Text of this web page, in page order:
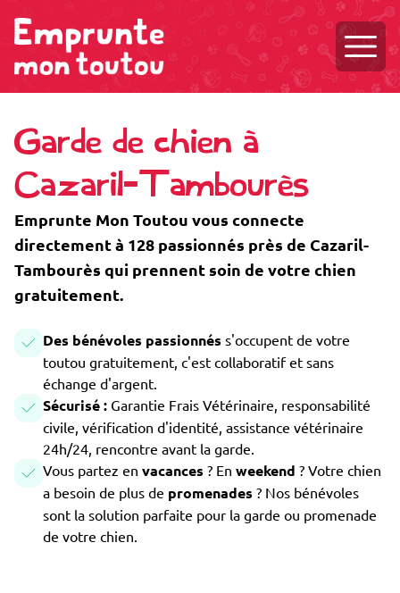
Garde de chien à
Cazaril-Tambourès
Emprunte Mon Toutou vous connecte
directement à 128 passionnés près de Cazaril-
Tambourès qui prennent soin de votre chien
gratuitement.
Des bénévoles passionnés s'occupent de votre
toutou gratuitement, c'est collaboratif et sans
échange d'argent.
Sécurisé : Garantie Frais Vétérinaire, responsabilité
civile, vérification d'identité, assistance vétérinaire
24h/24, rencontre avant la garde.
Vous partez en vacances ? En weekend ? Votre chien
a besoin de plus de promenades ? Nos bénévoles
sont la solution parfaite pour la garde ou promenade
de votre chien.